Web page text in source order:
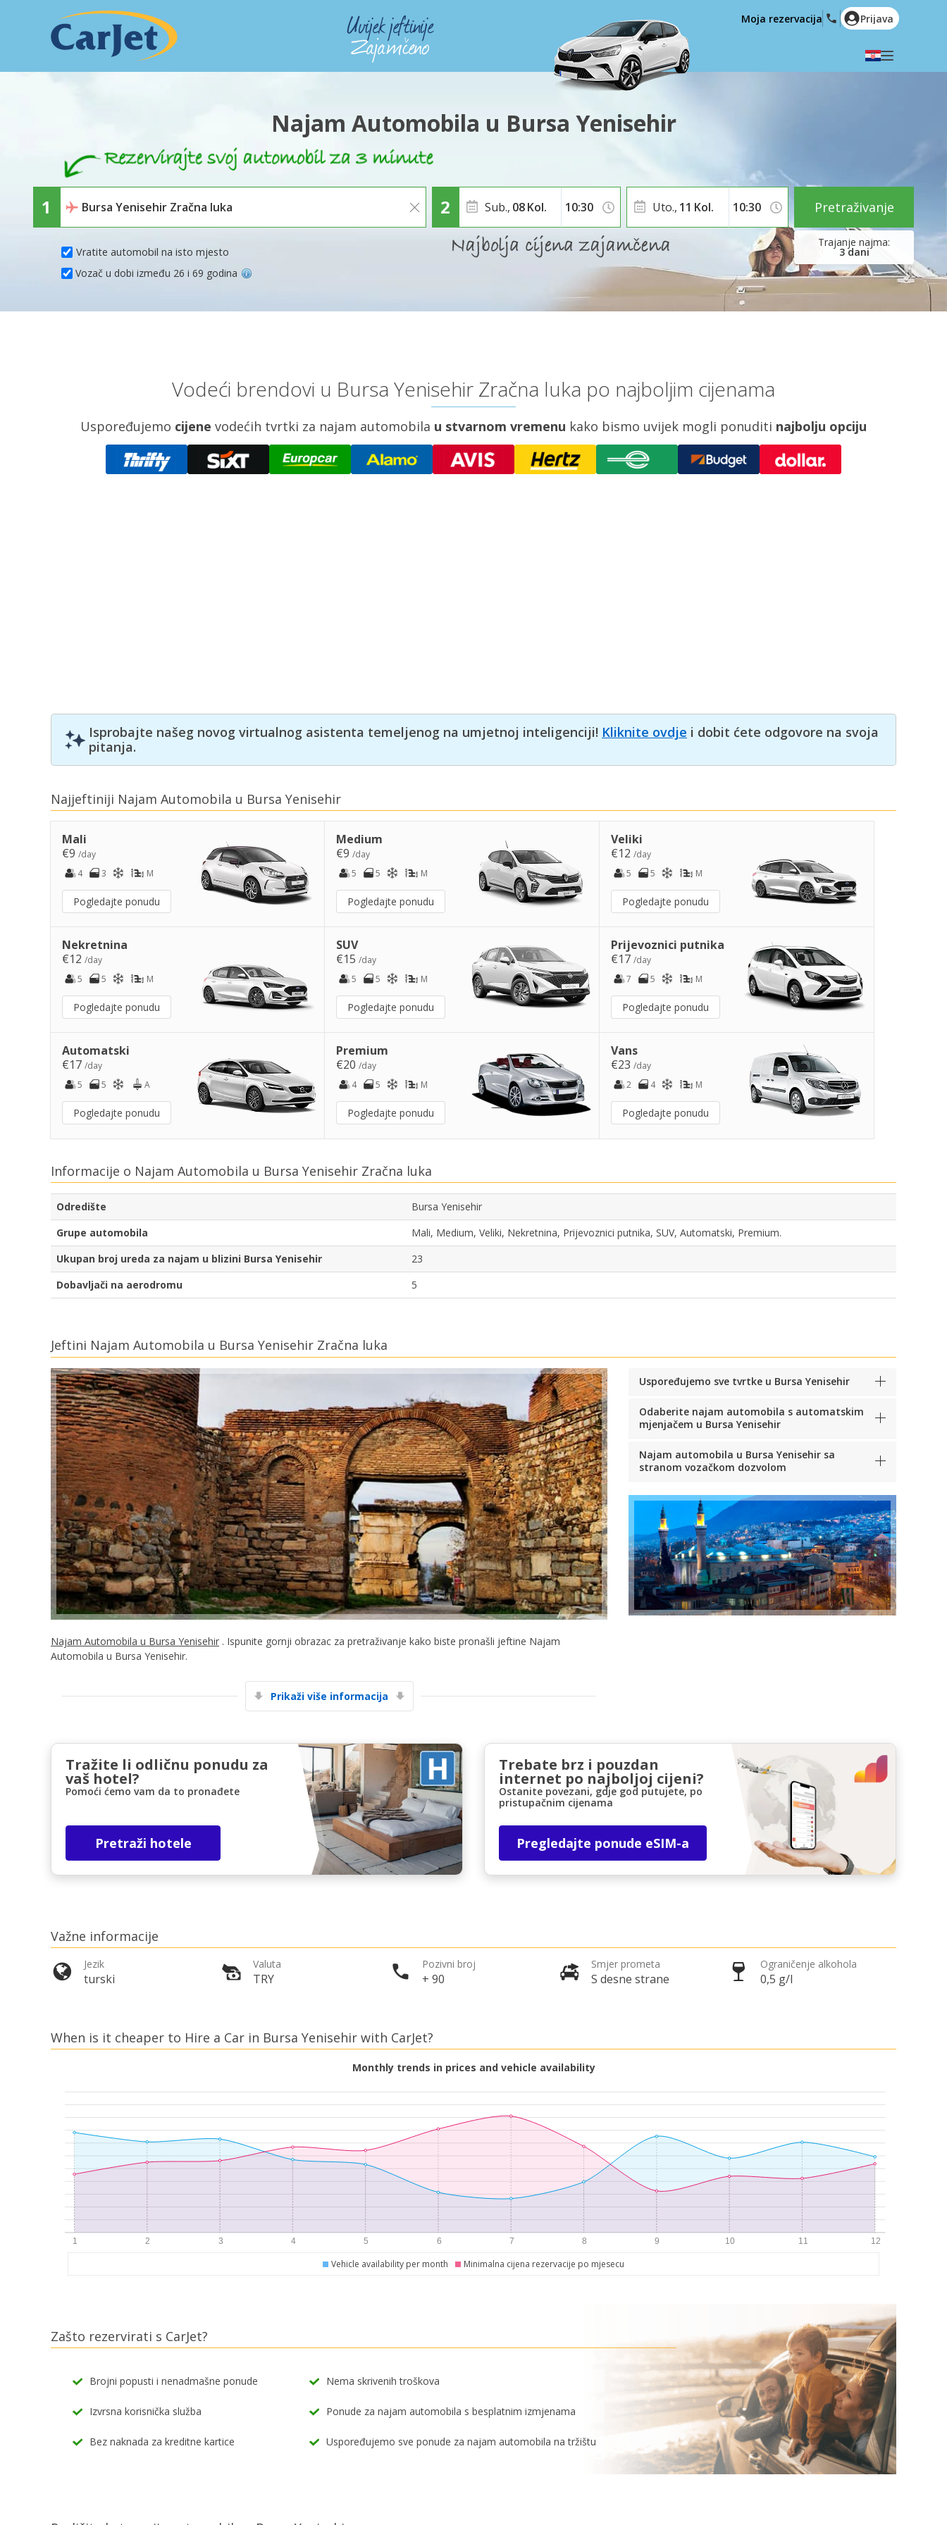
Posebni popusti
Prijava putem eLinka
English (US)
Polski
Türkçe
Română
Ελληνικά
Hrvatski
العربية
Moja rezervacija Prijava
Najam Automobila u Bursa Yenisehir
Vratite automobil na isto mjesto
Sub., 08Kol.
3 dani
Uto., 11 Kol.
Vozač u dobi između 26 i 69 godina
Pretraživanje
Vodeći brendovi u Bursa Yenisehir Zračna luka po najboljim cijenama
Uspoređujemo cijene vodećih tvrtki za najam automobila u stvarnom vremenu kako bismo uvijek mogli ponuditi najbolju opciju
Isprobajte našeg novog virtualnog asistenta temeljenog na umjetnoj inteligenciji! Kliknite ovdje i dobit ćete odgovore na svoja
pitanja.
Najjeftiniji Najam Automobila u Bursa Yenisehir
Mali
€9 /day
4
3 M
Pogledajte ponudu
Medium
€9/day
5
5 M
Pogledajte ponudu
Veliki
€12 /day
5
5 M
Pogledajte ponudu
Nekretnina
€12 /day
5
5 M
Pogledajte ponudu
SUV
€15/day
5
5 M
Pogledajte ponudu
Prijevoznici putnika
€17 /day
7
5 M
Pogledajte ponudu
Automatski
€17 /day
5
5 A
Pogledajte ponudu
Premium
€20/day
4
5 M
Pogledajte ponudu
Vans
€23 /day
2
4 M
Pogledajte ponudu
Informacije o Najam Automobila u Bursa Yenisehir Zračna luka
Odredište
Bursa Yenisehir
Grupe automobila
Mali, Medium, Veliki, Nekretnina, Prijevoznici putnika, SUV, Automatski, Premium.
Ukupan broj ureda za najam u blizini Bursa Yenisehir
23
Dobavljači na aerodromu
5
Jeftini Najam Automobila u Bursa Yenisehir Zračna luka
Najam Automobila u Bursa Yenisehir . Ispunite gornji obrazac za pretraživanje kako biste pronašli jeftine Najam
Automobila u Bursa Yenisehir.
Prikaži više informacija
Uspoređujemo sve tvrtke u Bursa Yenisehir
Odaberite najam automobila s automatskim
mjenjačem u Bursa Yenisehir
Najam automobila u Bursa Yenisehir sa
stranom vozačkom dozvolom
Tražite li odličnu ponudu za
vaš hotel?
Pomoći ćemo vam da to pronađete
Pretraži hotele
Trebate brz i pouzdan
internet po najboljoj cijeni?
Ostanite povezani, gdje god putujete, po
pristupačnim cijenama
Pregledajte ponude eSIM-a
Važne informacije
Jezik
turski
Valuta
TRY
Pozivni broj
+ 90
Smjer prometa
S desne strane
Ograničenje alkohola
0,5 g/l
When is it cheaper to Hire a Car in Bursa Yenisehir with CarJet?
Monthly trends in prices and vehicle availability
Vehicle availability per month Minimalna cijena rezervacije po mjesecu
Zašto rezervirati s CarJet?
Brojni popusti i nenadmašne ponude Nema skrivenih troškova
Izvrsna korisnička služba Ponude za najam automobila s besplatnim izmjenama
Bez naknada za kreditne kartice Uspoređujemo sve ponude za najam automobila na tržištu